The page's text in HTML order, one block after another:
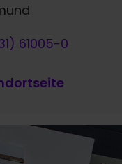
61005-0